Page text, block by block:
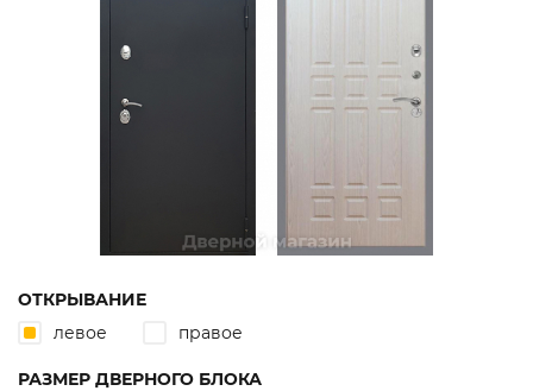
ОТКРЫВАНИЕ
левое
правое
РАЗМЕР ДВЕРНОГО БЛОКА